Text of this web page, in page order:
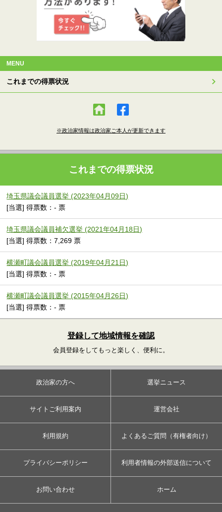
MENU
これまでの得票状況
※政治家情報は政治家ご本人が更新できます
これまでの得票状況
埼玉県議会議員選挙 (2023年04月09日)
[当選] 得票数：- 票
埼玉県議会議員補欠選挙 (2021年04月18日)
[当選] 得票数：7,269 票
横瀬町議会議員選挙 (2019年04月21日)
[当選] 得票数：- 票
横瀬町議会議員選挙 (2015年04月26日)
[当選] 得票数：- 票
登録して地域情報を確認
会員登録をしてもっと楽しく、便利に。
政治家の方へ 選挙ニュース
サイトご利用案内 運営会社
利用規約 よくあるご質問（有権者向け）
プライバシーポリシー 利用者情報の外部送信について
お問い合わせ ホーム